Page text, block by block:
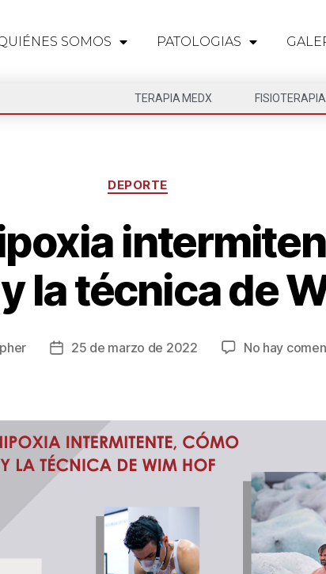
SOMOS PATOLOGIAS
TERAPIA MEDX FISIOTERAPIA
DEPORTE
la técnica de
25 de marzo de 2022 No hay